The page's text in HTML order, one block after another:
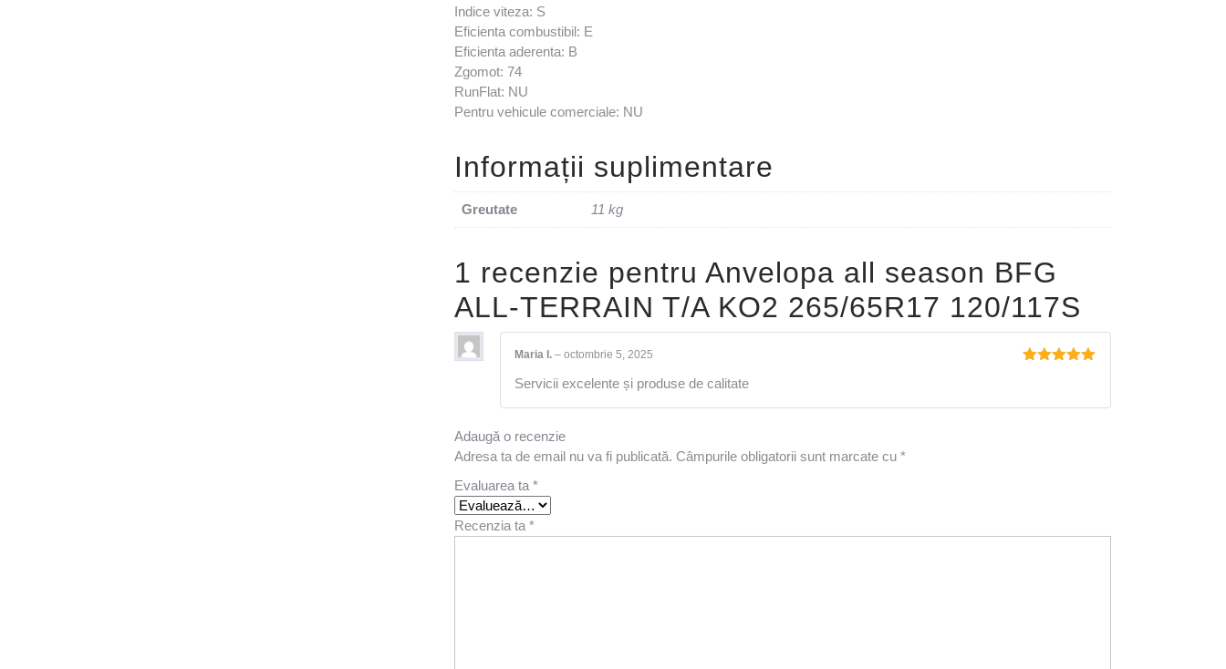
Indice viteza: S
Eficienta combustibil: E
Eficienta aderenta: B
Zgomot: 74
RunFlat: NU
Pentru vehicule comerciale: NU
Informații suplimentare
Greutate 11 kg
1 recenzie pentru Anvelopa all season BFG
ALL-TERRAIN T/A KO2 265/65R17 120/117S
Maria I. – octombrie 5, 2025
Servicii excelente și produse de calitate
Adaugă o recenzie
Adresa ta de email nu va fi publicată. Câmpurile obligatorii sunt marcate cu *
Evaluarea ta *
Recenzia ta *